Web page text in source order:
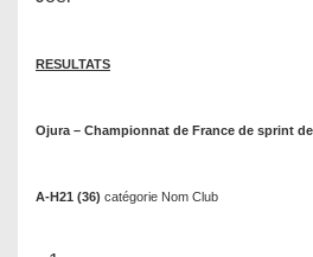
RESULTATS
Ojura – Championnat de France de sprint
A-H21 (36) catégorie Nom Club